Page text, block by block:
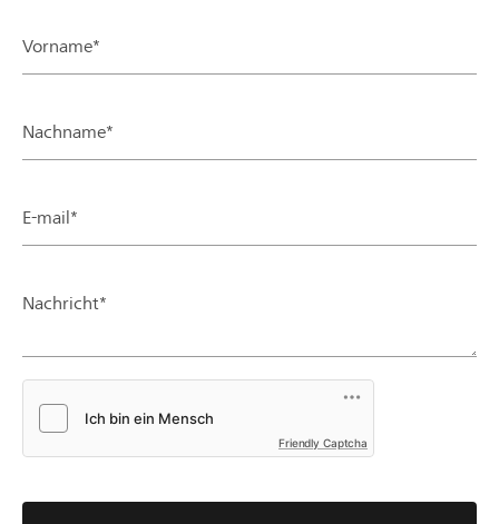
Vorname*
Nachname*
E-mail*
Nachricht*
Friendly Captcha